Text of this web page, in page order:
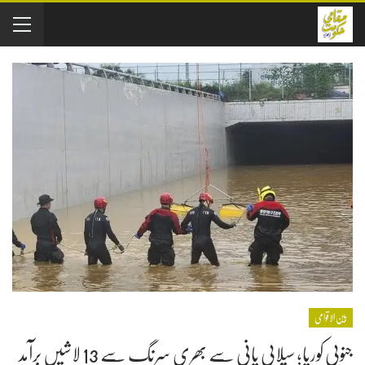
بین الاقوامی
جنوبی کوریا؛ سیلابی پانی سے بھری سرنگ سے 13 لاشیں برآمد